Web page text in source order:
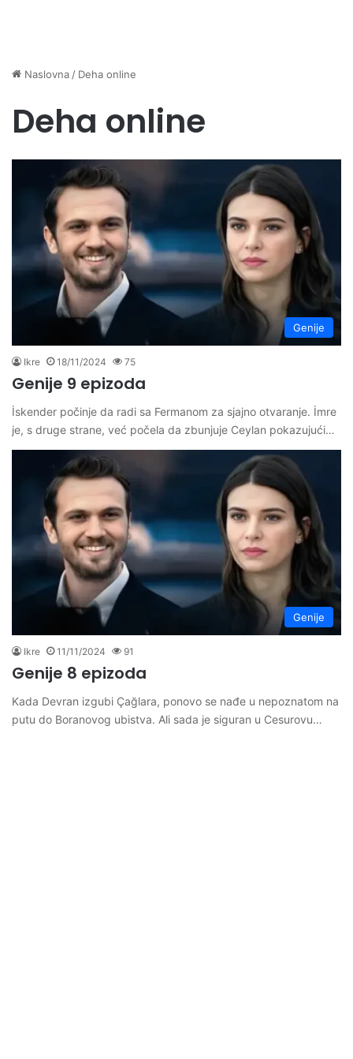
Naslovna / Deha online
Deha online
Genije
Ikre 18/11/2024 75
Genije 9 epizoda
İskender počinje da radi sa Fermanom za sjajno otvaranje. İmre
je, s druge strane, već počela da zbunjuje Ceylan pokazujući…
Genije
Ikre 11/11/2024 91
Genije 8 epizoda
Kada Devran izgubi Çağlara, ponovo se nađe u nepoznatom na
putu do Boranovog ubistva. Ali sada je siguran u Cesurovu…